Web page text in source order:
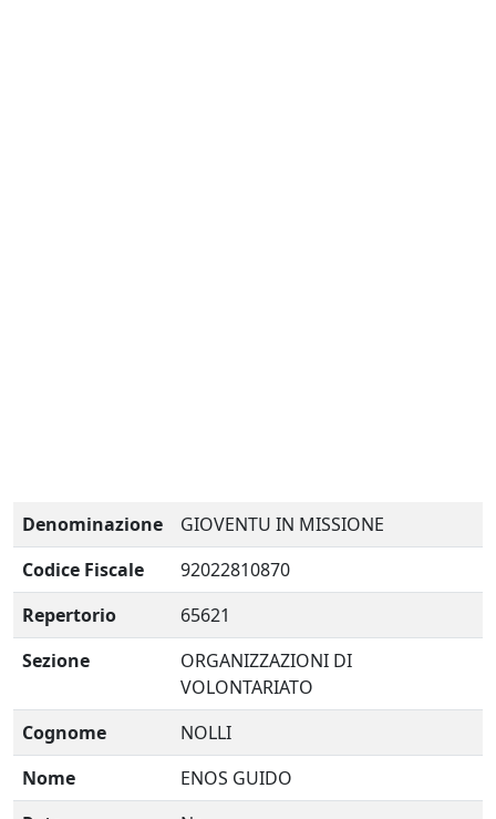
Denominazione
GIOVENTU IN MISSIONE
Codice Fiscale
92022810870
Repertorio
65621
Sezione
ORGANIZZAZIONI DI
VOLONTARIATO
Cognome
NOLLI
Nome
ENOS GUIDO